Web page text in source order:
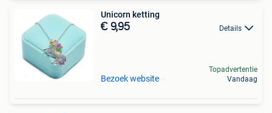
Unicorn ketting
€ 9,95 Details
Bezoek website
Topadvertentie
Vandaag